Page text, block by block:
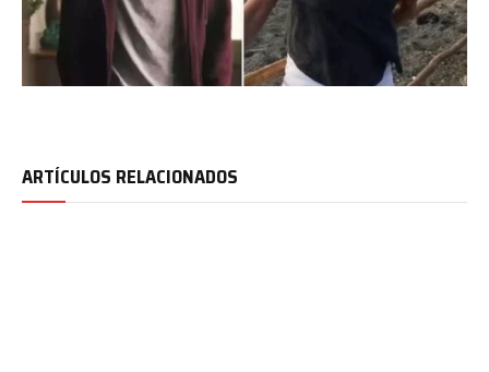
ARTÍCULOS RELACIONADOS